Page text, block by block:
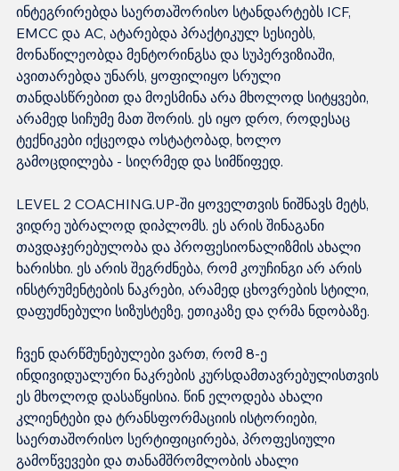
ინტეგრირებდა საერთაშორისო სტანდარტებს ICF,
EMCC და AC, ატარებდა პრაქტიკულ სესიებს,
მონაწილეობდა მენტორინგსა და სუპერვიზიაში,
ავითარებდა უნარს, ყოფილიყო სრული
თანდასწრებით და მოესმინა არა მხოლოდ სიტყვები,
არამედ სიჩუმე მათ შორის. ეს იყო დრო, როდესაც
ტექნიკები იქცეოდა ოსტატობად, ხოლო
გამოცდილება - სიღრმედ და სიმწიფედ.
LEVEL 2 COACHING.UP-ში ყოველთვის ნიშნავს მეტს,
ვიდრე უბრალოდ დიპლომს. ეს არის შინაგანი
თავდაჯერებულობა და პროფესიონალიზმის ახალი
ხარისხი. ეს არის შეგრძნება, რომ კოუჩინგი არ არის
ინსტრუმენტების ნაკრები, არამედ ცხოვრების სტილი,
დაფუძნებული სიზუსტეზე, ეთიკაზე და ღრმა ნდობაზე.
ჩვენ დარწმუნებულები ვართ, რომ 8-ე
ინდივიდუალური ნაკრების კურსდამთავრებულისთვის
ეს მხოლოდ დასაწყისია. წინ ელოდება ახალი
კლიენტები და ტრანსფორმაციის ისტორიები,
საერთაშორისო სერტიფიცირება, პროფესიული
გამოწვევები და თანამშრომლობის ახალი